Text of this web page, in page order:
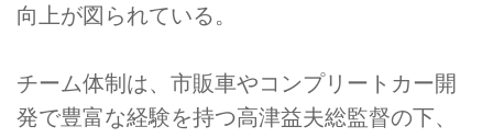
向上が図られている。
チーム体制は、市販車やコンプリートカー開
発で豊富な経験を持つ高津益夫総監督の下、